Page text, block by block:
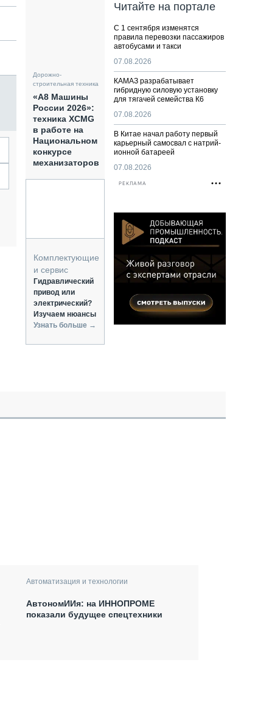
Дорожно-
строительная техника
«А8 Машины
России 2026»:
техника XCMG
в работе на
Национальном
конкурсе
механизаторов
Комплектующие
и сервис
Гидравлический
привод или
электрический?
Изучаем нюансы
Узнать больше →
Читайте на портале
С 1 сентября изменятся
правила перевозки пассажиров
автобусами и такси
07.08.2026
КАМАЗ разрабатывает
гибридную силовую установку
для тягачей семейства К6
07.08.2026
В Китае начал работу первый
карьерный самосвал с натрий-
ионной батареей
07.08.2026
РЕКЛАМА
Автоматизация и технологии
АвтономИИя: на ИННОПРОМЕ
показали будущее спецтехники